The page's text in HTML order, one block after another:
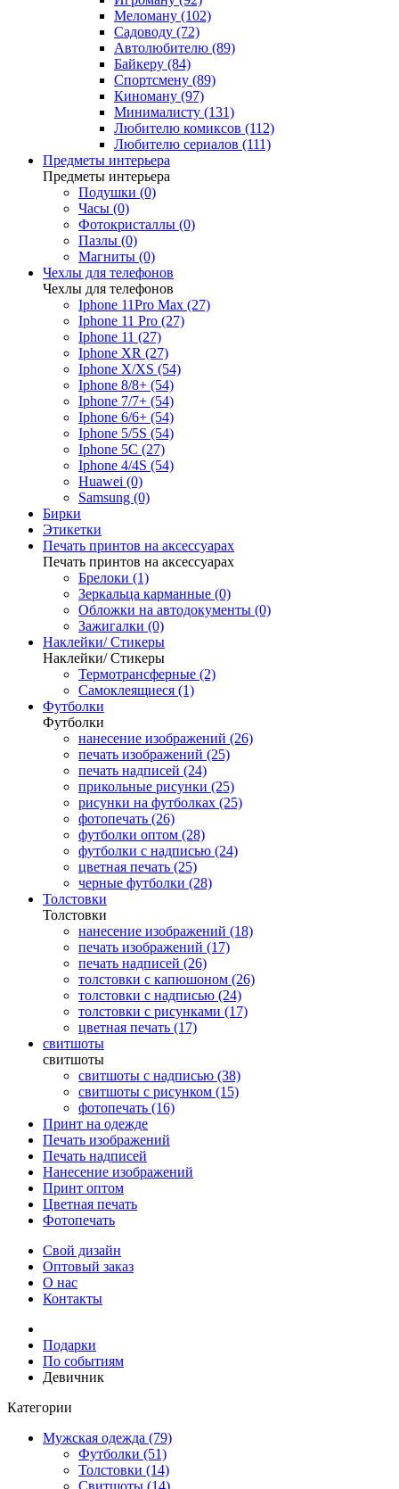
Меломану (102)
Садоводу (72)
Автолюбителю (89)
Байкеру (84)
Спортсмену (89)
Киноману (97)
Минималисту (131)
Любителю комиксов (112)
Любителю сериалов (111)
Предметы интерьера
Предметы интерьера
Подушки (0)
Часы (0)
Фотокристаллы (0)
Пазлы (0)
Магниты (0)
Чехлы для телефонов
Чехлы для телефонов
Iphone 11Pro Max (27)
Iphone 11 Pro (27)
Iphone 11 (27)
Iphone XR (27)
Iphone X/XS (54)
Iphone 8/8+ (54)
Iphone 7/7+ (54)
Iphone 6/6+ (54)
Iphone 5/5S (54)
Iphone 5C (27)
Iphone 4/4S (54)
Huawei (0)
Samsung (0)
Бирки
Этикетки
Печать принтов на аксессуарах
Печать принтов на аксессуарах
Брелоки (1)
Зеркальца карманные (0)
Обложки на автодокументы (0)
Зажигалки (0)
Наклейки/ Стикеры
Наклейки/ Стикеры
Термотрансферные (2)
Самоклеящиеся (1)
Футболки
Футболки
нанесение изображений (26)
печать изображений (25)
печать надписей (24)
прикольные рисунки (25)
рисунки на футболках (25)
фотопечать (26)
футболки оптом (28)
футболки с надписью (24)
цветная печать (25)
черные футболки (28)
Толстовки
Толстовки
нанесение изображений (18)
печать изображений (17)
печать надписей (26)
толстовки с капюшоном (26)
толстовки с надписью (24)
толстовки с рисунками (17)
цветная печать (17)
свитшоты
свитшоты
свитшоты с надписью (38)
свитшоты с рисунком (15)
фотопечать (16)
Принт на одежде
Печать изображений
Печать надписей
Нанесение изображений
Принт оптом
Цветная печать
Фотопечать
Свой дизайн
Оптовый заказ
О нас
Контакты
Подарки
По событиям
Девичник
Категории
Мужская одежда (79)
Футболки (51)
Толстовки (14)
Свитшоты (14)